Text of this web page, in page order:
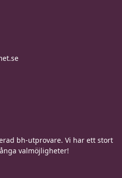
bh-utprovare. Vi har ett stort
valmöjligheter!